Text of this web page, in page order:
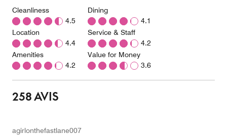
Cleanliness
4.5
Location
4.4
Amenities
4.2
Dining
4.1
Service & Staff
4.2
Value for Money
3.6
258 AVIS
agirlonthefastlane007